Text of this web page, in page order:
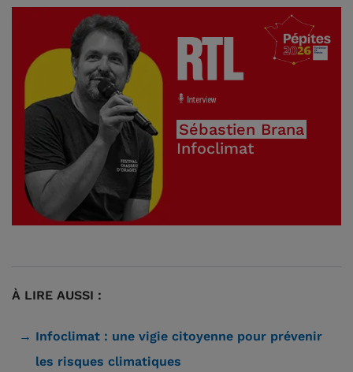
Sébastien Brana
Infoclimat
À LIRE AUSSI :
Infoclimat : une vigie citoyenne pour prévenir
les risques climatiques